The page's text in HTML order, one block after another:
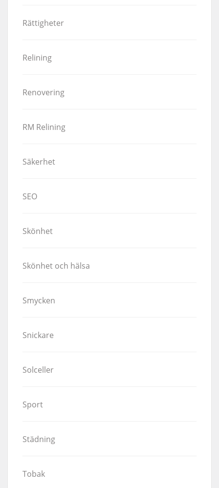
Rättigheter
Relining
Renovering
RM Relining
Säkerhet
SEO
Skönhet
Skönhet och hälsa
Smycken
Snickare
Solceller
Sport
Städning
Tobak